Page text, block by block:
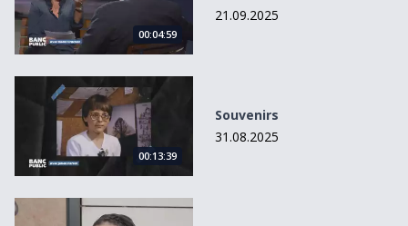
00:04:59
21.09.2025
Souvenirs
00:13:39
Souvenirs
31.08.2025
Micro-trottoir